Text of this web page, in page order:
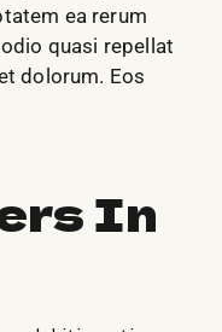
ea rerum
quasi repellat
dolorum. Eos
In